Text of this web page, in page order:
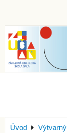
Úvod